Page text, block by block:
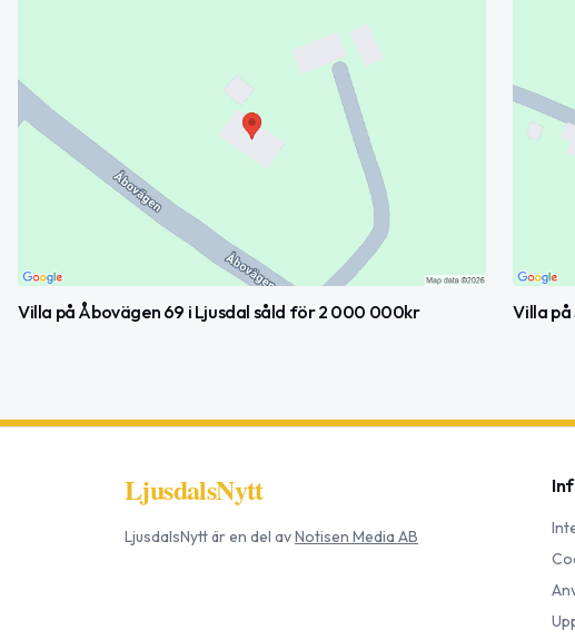
Villa på Åbovägen 69 i Ljusdal såld för 2 000 000kr Villa på
LjusdalsNytt
LjusdalsNyttär en del avNotisen Media AB